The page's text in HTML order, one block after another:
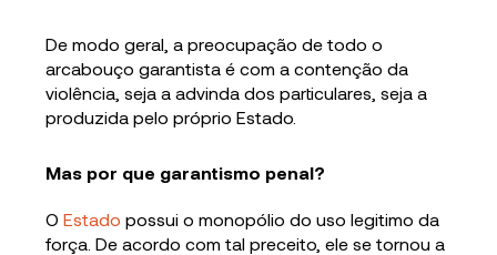
​​​​​​De modo geral, a preocupação de todo o
arcabouço garantista é com a contenção da
violência, seja a advinda dos particulares, seja a
produzida pelo próprio Estado.
Mas por que garantismo penal?
OEstado possui o monopólio do uso legitimo da
força. De acordo com tal preceito, ele se tornou a